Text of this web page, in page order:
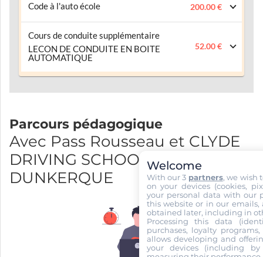
Code à l'auto école 200.00 €
Cours de conduite supplémentaire
LECON DE CONDUITE EN BOITE
AUTOMATIQUE
52.00 €
Parcours pédagogique
Avec Pass Rousseau et CLYDE
DRIVING SCHOOL
DUNKERQUE
Welcome
With our 3 partners, we wish
on your devices (cookies,
your personal data with our
this website or in our emails,
obtained later, including in
Processing this data
purchases, loyalty
allows developing and
your devices (including